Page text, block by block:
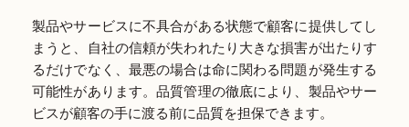
製品やサービスに不具合がある状態で顧客に提供してし
まうと、自社の信頼が失われたり大きな損害が出たりす
るだけでなく、最悪の場合は命に関わる問題が発生する
可能性があります。品質管理の徹底により、製品やサー
ビスが顧客の手に渡る前に品質を担保できます。